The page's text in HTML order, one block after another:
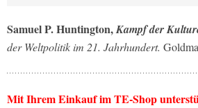
Samuel P. Huntington,Kampf der
der Weltpolitik im 21. Jahrhundert.
Mit Ihrem Einkauf im TE-Shop